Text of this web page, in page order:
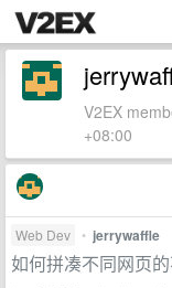
V2EX
+08:00
Web Dev • jerrywaffle
如何拼凑不同网页